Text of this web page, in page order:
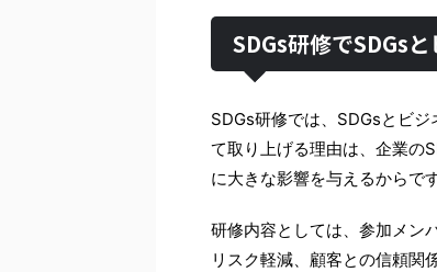
SDGs研修でSDGs
SDGs研修では、SDGsとビ
て取り上げる理由は、企業の
に大きな影響を与えるからです
研修内容としては、参加メン
リスク軽減、顧客との信頼関